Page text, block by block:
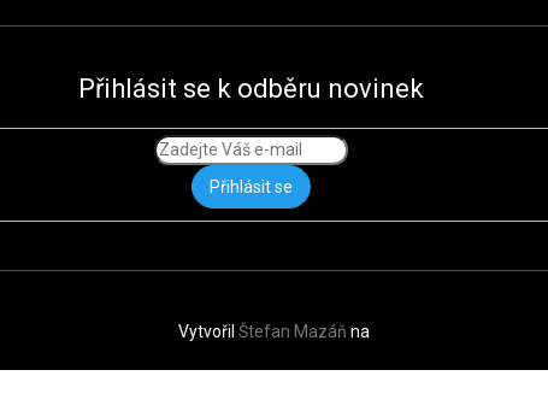
Přihlásit se k odběru novinek
Přihlásit se
Vytvořil Štefan Mazáň na